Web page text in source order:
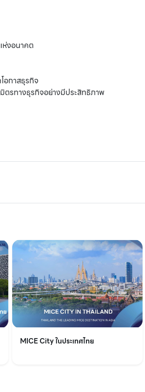
ห่งอนาคต
อกาสธุรกิจ
ตรทางธุรกิจอย่างมีประสิทธิภาพ
MICE City ในประเทศไทย